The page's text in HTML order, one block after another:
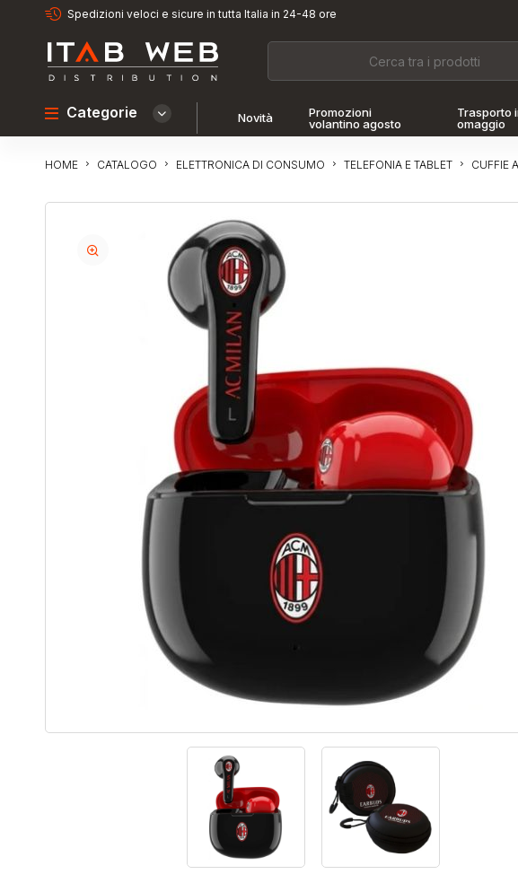
Spedizioni veloci e sicure in tutta Italia in 24-48 ore
Categorie Novità
Promozioni
volantino agosto
Trasporto
omaggio
HOME CATALOGO ELETTRONICA DI CONSUMO TELEFONIA E TABLET CUFFIE